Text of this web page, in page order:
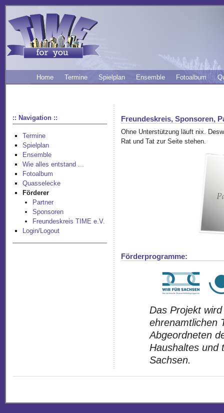
Home Termine Spielplan Ensemble Fotoalbum
:: Navigation ::
Termine
Spielplan
Ensemble
Wie alles entstand ...
Fotoalbum
Quasselecke
Förderer
Partner
Sponsoren
Freundeskreis TIME e.V.
Login/Logout
Freundeskreis, Sponsoren,
Ohne Unterstützung läuft nix.
Rat und Tat zur Seite stehen.
Förderprogramme:
Das Projekt
ehrenamtlichen
Abgeordneten
Haushaltes und
Sachsen.